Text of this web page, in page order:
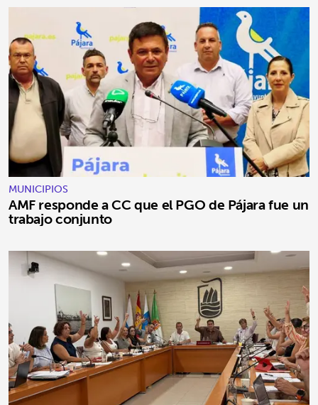
MUNICIPIOS
AMF responde a CC que el PGO de Pájara fue un
trabajo conjunto